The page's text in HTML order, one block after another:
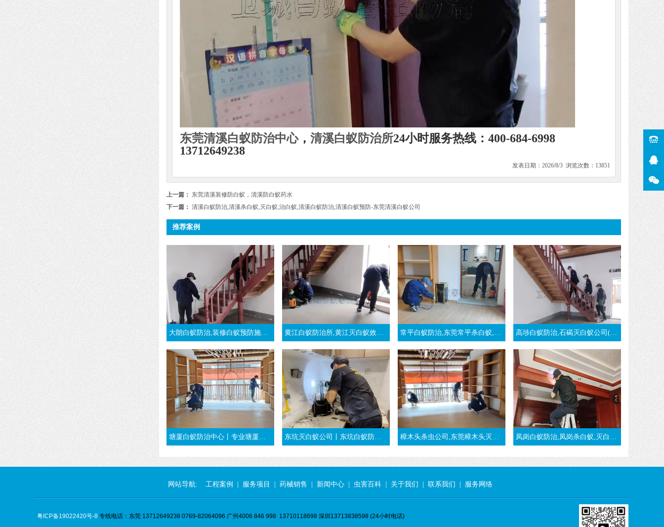
东莞清溪白蚁防治中心， 清溪白蚁防治所24小时服务热线：400-684-6998
13712649238
发表日期：2026/8/3 浏览次数：13851
上一篇： 东莞清溪装修防白蚁，清溪防白蚁药水
下一篇： 清溪白蚁防治,清溪杀白蚁,灭白蚁,治白蚁,清溪白蚁防治,清溪白蚁预防-东莞清溪白蚁公司
推荐案例
大朗白蚁防治,装修白蚁预防施工方法-东莞大朗灭白蚁公司 黄江白蚁防治所,黄江灭白蚁效果好-东莞黄江镇白蚁公司 常平白蚁防治,东莞常平杀白蚁,治白蚁公司 高埗白蚁防治,石碣灭白蚁公司(强烈推荐卫城虫控)
塘厦白蚁防治中心丨专业塘厦杀白蚁团队丨东莞塘厦灭白蚁公司 东坑灭白蚁公司丨东坑白蚁防治丨装修时东莞东坑白蚁预防工程 樟木头杀虫公司,东莞樟木头灭白蚁,推荐樟木头白蚁防治公司 凤岗白蚁防治,凤岗杀白蚁,灭白蚁,治白蚁,凤岗白蚁预防-东莞凤岗白蚁公司
网站导航: 工程案例 服务项目 药械销售 新闻中心 虫害百科 关于我们 联系我们 服务网络
粤ICP备19022420号-8 专线电话：东莞 13712649238 0769-82064096 广州4006 846 998 13710118698 深圳13713838598 (24小时电话)